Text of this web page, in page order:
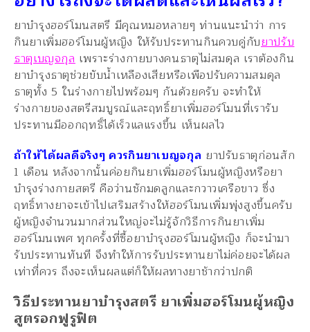
ยาบำรุงฮอร์โมนสตรี มีคุณหมอหลายๆ ท่านแนะนำว่า การ
กินยาเพิ่มฮอร์โมนผู้หญิง ให้รับประทานกินควบคู่กับยาปรับ
ธาตุเบญจกุลเพราะร่างกายบางคนธาตุไม่สมดุล เราต้องกิน
ยาบำรุงธาตุช่วยขับน้ำเหลืองเสียหรือเพือปรับความสมดุล
ธาตุทั้ง 5 ในร่างกายไปพร้อมๆ กันด้วยครับ จะทำให้
ร่างกายของสตรีสมบูรณ์และฤทธิ์ยาเพิ่มฮอร์โมนที่เรารับ
ประทานมีออกฤทธิ์ได้เร็วแลแรงขึ้น เห็นผลไว
ถ้าให้ได้ผลดีจริงๆ ควรกินยาเบญจกุล ยาปรับธาตุก่อนสัก
1 เดือน หลังจากนั้นค่อยกินยาเพิ่มฮอร์โมนผู้หญิงหรือยา
บำรุงร่างกายสตรี คือว่านชักมดลูกและกวาวเครือขาว ซึ่ง
ฤทธิ์ทางยาจะเข้าไปเสริมสร้างให้ฮอร์โมนเพิ่มพุ่งสูงขึ้นครับ
ผู้หญิงจำนวนมากส่วนใหญ่จะไม่รู้จักวิธีการกินยาเพิ่ม
ฮอร์โมนเพศ ทุกครั้งที่ซื้อยาบำรุงฮอร์โมนผู้หญิง ก็จะนำมา
รับประทานทันที จึงทำให้การรับประทานยาไม่ค่อยจะได้ผล
เท่าที่ควร ถึงจะเห็นผลแต่ก็ให้ผลทางยาช้ากว่าปกติ
วิธีประทานยาบำรุงสตรี ยาเพิ่มฮอร์โมนผู้หญิง
สูตรอกฟูรูฟิต